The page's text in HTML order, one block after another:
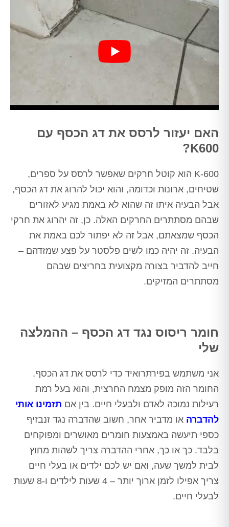
האם יעזור לרסס את דג הכסף עם
K600?
K-600 הוא קוטל חרקים שאפשר לרסס על ספרים,
שטיחים, ארונות וכדומה, והוא יכול להרוג את דג הכסף,
אבל הבעיה איתו זה שהוא לא באמת מגיע לאזורים
שבהם מסתתרים החרקים האלה. כן, זה יהרוג את חרקי
הכסף שמצאתם, אבל זה לא יפתור לכם באמת את
הבעיה. זה יהיה כמו לשים פלסטר על פצע שמזדהם –
חייב להדביר בצורה מקצועית בחריצים שבהם
מסתתרים המזיקים.
חומר ריסוס נגד דג הכסף – ההמלצה
שלי
אני משתמש בפירתרואיד כדי לרסס את דג הכסף.
החומר הזה מופק מצמח החרצית, והוא בעל רמת
רעילות נמוכה לאדם ולבעלי חיים. בין אם תזמינו אותי
להדברה או מדביר אחר, חשוב שהדברה נגד זנבזיף
כספי תיעשה באמצעות חומרים מאושרים ומפוקחים
בלבד. כך או כך, אחרי ההדברה צריך לשהות מחוץ
לבית למשך שעה, ואם יש לכם ילדים או בעלי חיים
צריך אפילו לזמן ארוך יותר – 4 שעות לילדים ו-8 שעות
לבעלי חיים.